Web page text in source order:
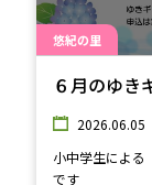
悠紀の里
６月のゆき
2026.06.05
小中学生による
です